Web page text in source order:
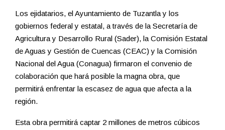
Los ejidatarios, el Ayuntamiento de Tuzantla y los
gobiernos federal y estatal, a través de la Secretaría de
Agricultura y Desarrollo Rural (Sader), la Comisión Estatal
de Aguas y Gestión de Cuencas (CEAC) y la Comisión
Nacional del Agua (Conagua) firmaron el convenio de
colaboración que hará posible la magna obra, que
permitirá enfrentar la escasez de agua que afecta a la
región.
Esta obra permitirá captar 2 millones de metros cúbicos